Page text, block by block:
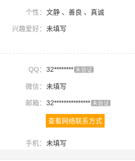
个性： 文静 、善良 、真诚
兴趣爱好： 未填写
QQ： 32******** 未验证
微信： 未填写
邮箱： 32*************** 未验证
查看网络联系方式
手机： 未填写